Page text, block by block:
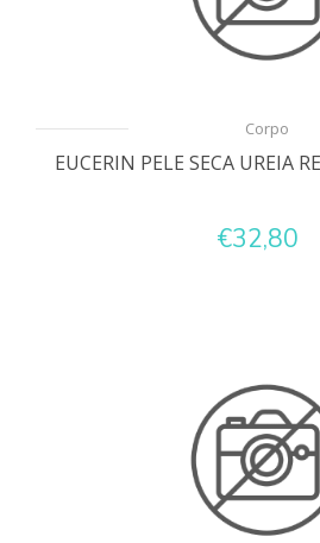
Corpo
EUCERIN PELE SECA UREIA
€32,80